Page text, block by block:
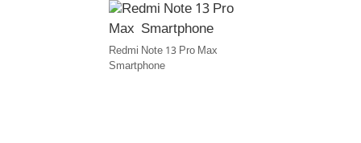
Redmi Note 13 Pro Max
Smartphone